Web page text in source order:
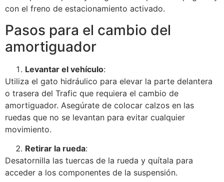
con el freno de estacionamiento activado.
Pasos para el cambio del
amortiguador
Levantar el vehículo:
Utiliza el gato hidráulico para elevar la parte delantera
o trasera del Trafic que requiera el cambio de
amortiguador. Asegúrate de colocar calzos en las
ruedas que no se levantan para evitar cualquier
movimiento.
Retirar la rueda:
Desatornilla las tuercas de la rueda y quítala para
acceder a los componentes de la suspensión.